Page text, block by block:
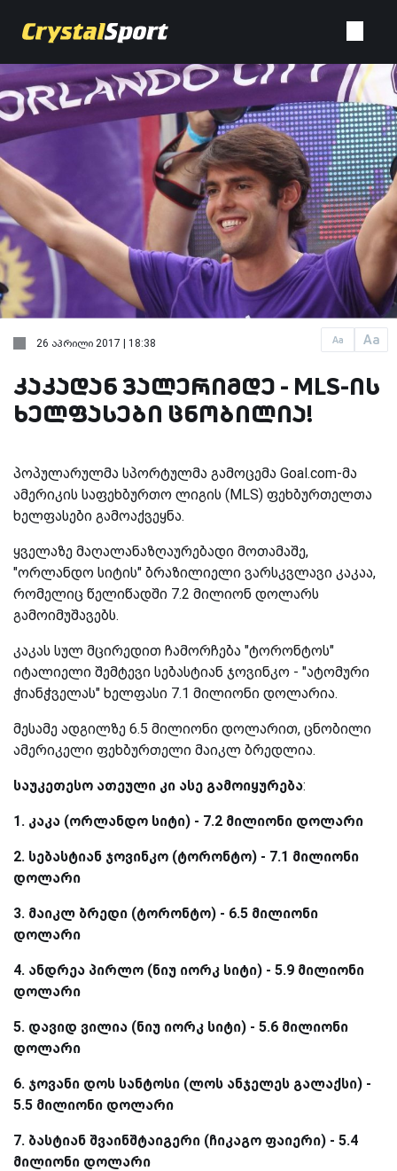
Aa Aa
26 აპრილი 2017 | 18:38
კაკადან ვალერიმდე - MLS-ის
ხელფასები ცნობილია!
პოპულარულმა სპორტულმა გამოცემა Goal.com-მა
ამერიკის საფეხბურთო ლიგის (MLS) ფეხბურთელთა
ხელფასები გამოაქვეყნა.
ყველაზე მაღალანაზღაურებადი მოთამაშე,
"ორლანდო სიტის" ბრაზილიელი ვარსკვლავი კაკაა,
რომელიც წელიწადში 7.2 მილიონ დოლარს
გამოიმუშავებს.
კაკას სულ მცირედით ჩამორჩება "ტორონტოს"
იტალიელი შემტევი სებასტიან ჯოვინკო - "ატომური
ჭიანჭველას" ხელფასი 7.1 მილიონი დოლარია.
მესამე ადგილზე 6.5 მილიონი დოლარით, ცნობილი
ამერიკელი ფეხბურთელი მაიკლ ბრედლია.
საუკეთესო ათეული კი ასე გამოიყურება:
1. კაკა (ორლანდო სიტი) - 7.2 მილიონი დოლარი
2. სებასტიან ჯოვინკო (ტორონტო) - 7.1 მილიონი
დოლარი
3. მაიკლ ბრედი (ტორონტო) - 6.5 მილიონი
დოლარი
4. ანდრეა პირლო (ნიუ იორკ სიტი) - 5.9 მილიონი
დოლარი
5. დავიდ ვილია (ნიუ იორკ სიტი) - 5.6 მილიონი
დოლარი
6. ჯოვანი დოს სანტოსი (ლოს ანჯელეს გალაქსი) -
5.5 მილიონი დოლარი
7. ბასტიან შვაინშტაიგერი (ჩიკაგო ფაიერი) - 5.4
მილიონი დოლარი